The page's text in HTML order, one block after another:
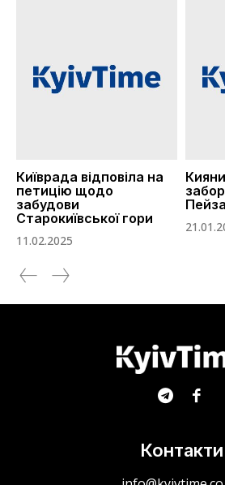
Київрада відповіла на
петицію щодо
забудови
Старокиївської гори
11.02.2025
Контакти